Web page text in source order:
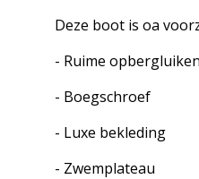
Deze boot is oa
- Ruime opbergluiken
- Boegschroef
- Luxe bekleding
- Zwemplateau